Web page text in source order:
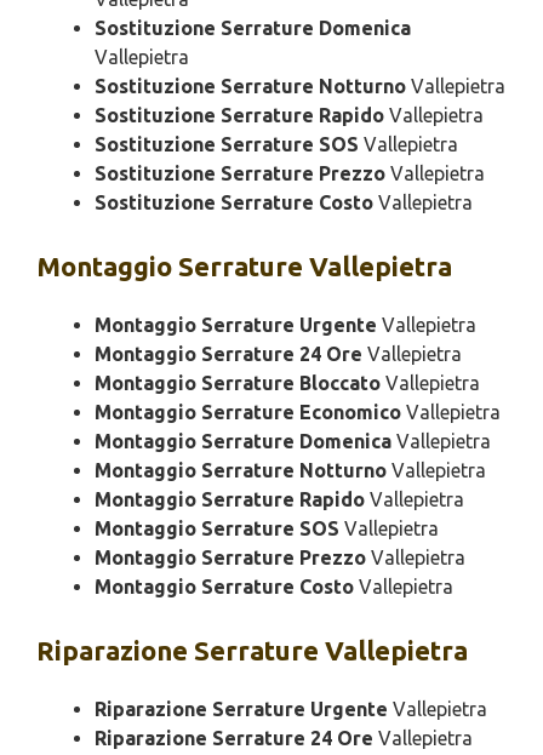
Sostituzione Serrature Domenica
Vallepietra
Sostituzione Serrature Notturno Vallepietra
Sostituzione Serrature Rapido Vallepietra
Sostituzione Serrature SOS Vallepietra
Sostituzione Serrature Prezzo Vallepietra
Sostituzione Serrature Costo Vallepietra
Montaggio Serrature Vallepietra
Montaggio Serrature Urgente Vallepietra
Montaggio Serrature 24 Ore Vallepietra
Montaggio Serrature Bloccato Vallepietra
Montaggio Serrature Economico Vallepietra
Montaggio Serrature Domenica Vallepietra
Montaggio Serrature Notturno Vallepietra
Montaggio Serrature Rapido Vallepietra
Montaggio Serrature SOS Vallepietra
Montaggio Serrature Prezzo Vallepietra
Montaggio Serrature Costo Vallepietra
Riparazione Serrature Vallepietra
Riparazione Serrature Urgente Vallepietra
Riparazione Serrature 24 Ore Vallepietra